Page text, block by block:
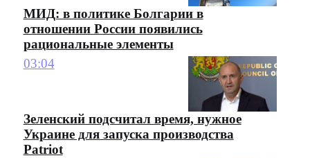
МИД: в политике Болгарии в
отношении России появились
рациональные элементы
03:04
Зеленский подсчитал время, нужное
Украине для запуска производства
Patriot